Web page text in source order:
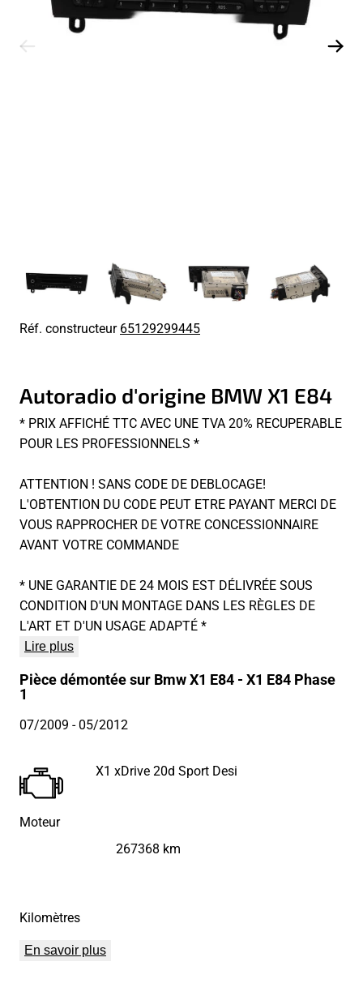
Réf. constructeur65129299445
Autoradio d'origine BMW X1 E84
* PRIX AFFICHÉ TTC AVEC UNE TVA 20% RECUPERABLE
POUR LES PROFESSIONNELS *
ATTENTION ! SANS CODE DE DEBLOCAGE!
L'OBTENTION DU CODE PEUT ETRE PAYANT MERCI DE
VOUS RAPPROCHER DE VOTRE CONCESSIONNAIRE
AVANT VOTRE COMMANDE
* UNE GARANTIE DE 24 MOIS EST DÉLIVRÉE SOUS
CONDITION D'UN MONTAGE DANS LES RÈGLES DE
L'ART ET D'UN USAGE ADAPTÉ *
Lire plus
Pièce démontée sur Bmw X1 E84 - X1 E84 Phase
1
07/2009 - 05/2012
Moteur
X1 xDrive 20d Sport Desi
Kilomètres
267368 km
En savoir plus